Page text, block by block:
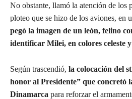
No obstante, llamó la atención de los
ploteo que se hizo de los aviones, en
pegó la imagen de un león, felino
identificar Milei, en colores celeste
Según trascendió, la colocación del
honor al Presidente” que concretó
Dinamarca para reforzar el